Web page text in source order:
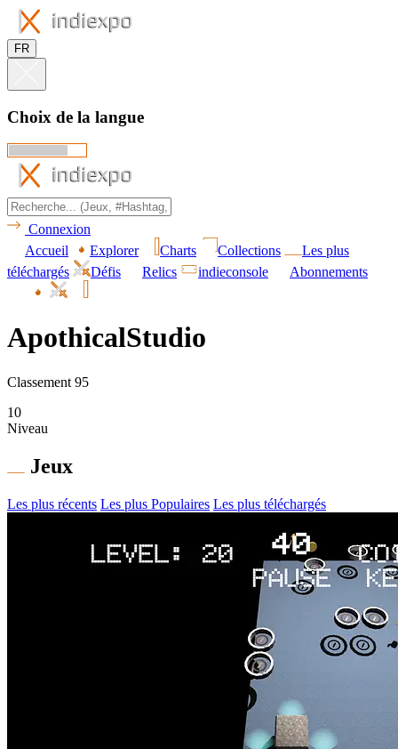
FR
Choix de la langue
Connexion
Accueil
Explorer Charts Collections
Les plus
téléchargés
Défis Relics indieconsole Abonnements
ApothicalStudio
Classement 95
10
Niveau
Jeux
Les plus récents Les plus Populaires Les plus téléchargés